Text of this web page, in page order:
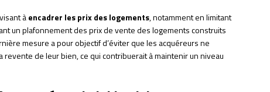
àencadrer les prix des logements, notamment en limitant
un plafonnement des prix de vente des logements construits
mesure a pour objectif d’éviter que les acquéreurs ne
de leur bien, ce qui contribuerait à maintenir un niveau